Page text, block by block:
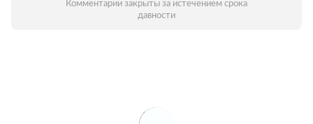
Комментарии закрыты за истечением срока
давности